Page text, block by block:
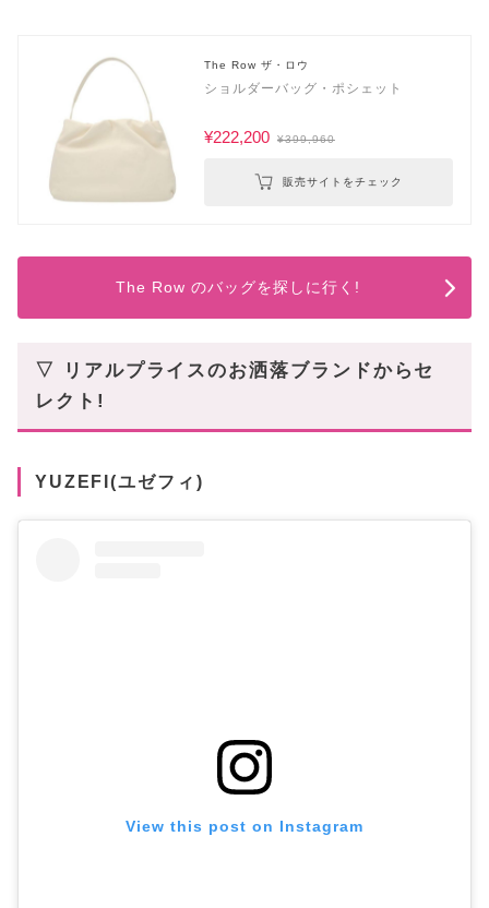
The Row ザ・ロウ
ショルダーバッグ・ポシェット
¥222,200 ¥399,960
販売サイトをチェック
The Row のバッグを探しに行く!
▽ リアルプライスのお洒落ブランドからセ
レクト!
YUZEFI(ユゼフィ)
View this post on Instagram